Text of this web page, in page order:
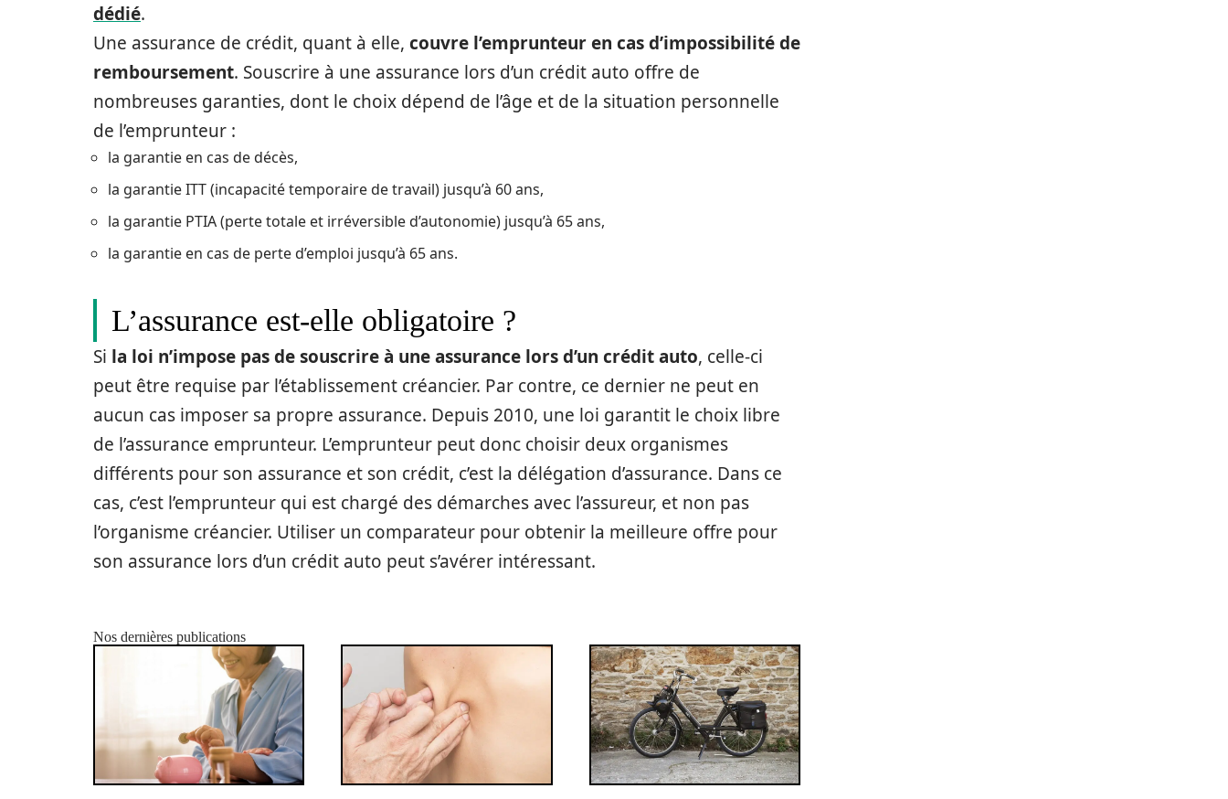
dédié.
Une assurance de crédit, quant à elle, couvre l’emprunteur en cas d’impossibilité de
remboursement. Souscrire à une assurance lors d’un crédit auto offre de
nombreuses garanties, dont le choix dépend de l’âge et de la situation personnelle
de l’emprunteur :
la garantie en cas de décès,
la garantie ITT (incapacité temporaire de travail) jusqu’à 60 ans,
la garantie PTIA (perte totale et irréversible d’autonomie) jusqu’à 65 ans,
la garantie en cas de perte d’emploi jusqu’à 65 ans.
L’assurance est-elle obligatoire ?
Si la loi n’impose pas de souscrire à une assurance lors d’un crédit auto, celle-ci
peut être requise par l’établissement créancier. Par contre, ce dernier ne peut en
aucun cas imposer sa propre assurance. Depuis 2010, une loi garantit le choix libre
de l’assurance emprunteur. L’emprunteur peut donc choisir deux organismes
différents pour son assurance et son crédit, c’est la délégation d’assurance. Dans ce
cas, c’est l’emprunteur qui est chargé des démarches avec l’assureur, et non pas
l’organisme créancier. Utiliser un comparateur pour obtenir la meilleure offre pour
son assurance lors d’un crédit auto peut s’avérer intéressant.
Nos dernières publications